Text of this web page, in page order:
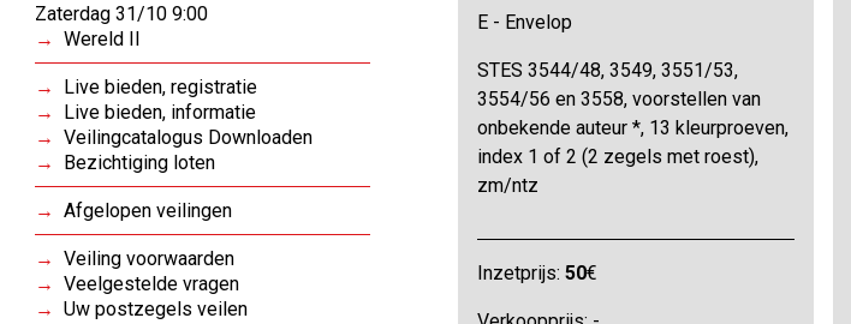
Zaterdag 31/10 9:00
Wereld II
Live bieden, registratie
Live bieden, informatie
Veilingcatalogus Downloaden
Bezichtiging loten
Afgelopen veilingen
Veiling voorwaarden
Veelgestelde vragen
Uw postzegels veilen
E - Envelop
STES 3544/48, 3549, 3551/53,
3554/56 en 3558, voorstellen van
onbekende auteur *, 13 kleurproeven,
index 1 of 2 (2 zegels met roest),
zm/ntz
Inzetprijs:50€